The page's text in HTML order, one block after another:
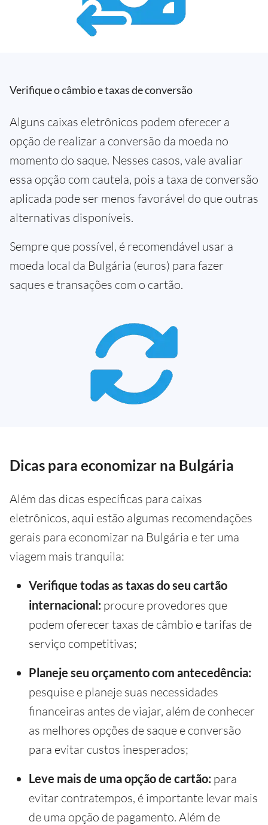
Verifique o câmbio e taxas de conversão
Alguns caixas eletrônicos podem oferecer a
opção de realizar a conversão da moeda no
momento do saque. Nesses casos, vale avaliar
essa opção com cautela, pois a taxa de conversão
aplicada pode ser menos favorável do que outras
alternativas disponíveis.
Sempre que possível, é recomendável usar a
moeda local da Bulgária (euros) para fazer
saques e transações com o cartão.
Dicas para economizar na Bulgária
Além das dicas específicas para caixas
eletrônicos, aqui estão algumas recomendações
gerais para economizar na Bulgária e ter uma
viagem mais tranquila:
Verifique todas as taxas do seu cartão
internacional: procure provedores que
podem oferecer taxas de câmbio e tarifas de
serviço competitivas;
Planeje seu orçamento com antecedência:
pesquise e planeje suas necessidades
financeiras antes de viajar, além de conhecer
as melhores opções de saque e conversão
para evitar custos inesperados;
Leve mais de uma opção de cartão: para
evitar contratempos, é importante levar mais
de uma opção de pagamento. Além de